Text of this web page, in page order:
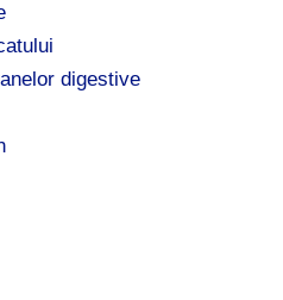
digestive